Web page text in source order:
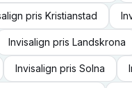
pris Kristianstad
Invisalign pris Landskrona
Invisalign pris Solna